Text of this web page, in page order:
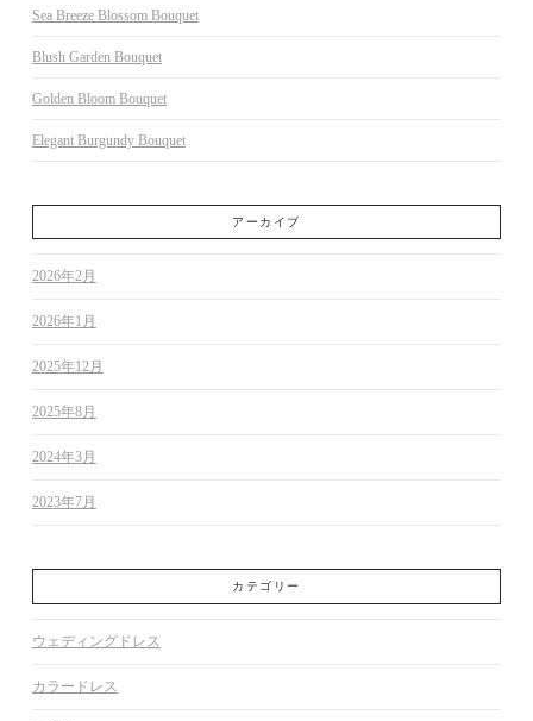
Sea Breeze Blossom Bouquet
Blush Garden Bouquet
Golden Bloom Bouquet
Elegant Burgundy Bouquet
アーカイブ
2026年2月
2026年1月
2025年12月
2025年8月
2024年3月
2023年7月
カテゴリー
ウェディングドレス
カラードレス